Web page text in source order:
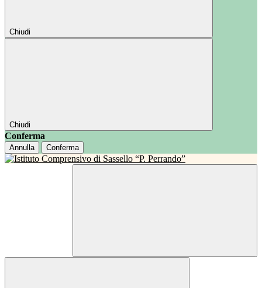
Chiudi
Chiudi
Conferma
Annulla Conferma